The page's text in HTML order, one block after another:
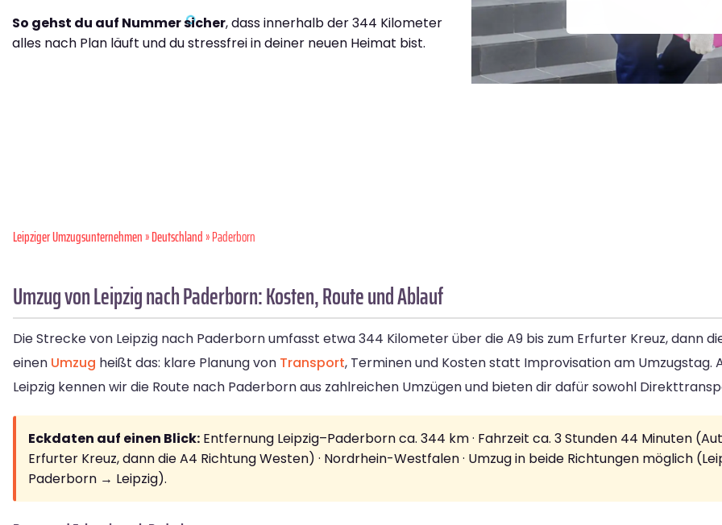
So gehst du auf Nummer sicher, dass innerhalb der 344 Kilometer
alles nach Plan läuft und du stressfrei in deiner neuen Heimat bist.
Leipziger Umzugsunternehmen»Deutschland» Paderborn
Umzug von Leipzig nach Paderborn: Kosten, Route und Ablauf
Die Strecke von Leipzig nach Paderborn umfasst etwa 344 Kilometer über die A9 bis zum Erfurter Kreuz, dann
einen Umzug heißt das: klare Planung von Transport, Terminen und Kosten statt Improvisation am Umzugstag.
Leipzig kennen wir die Route nach Paderborn aus zahlreichen Umzügen und bieten dir dafür sowohl
Eckdaten auf einen Blick: Entfernung Leipzig–Paderborn ca. 344 km · Fahrzeit ca. 3 Stunden 44 Minuten
Erfurter Kreuz, dann die A4 Richtung Westen) · Nordrhein-Westfalen · Umzug in beide Richtungen möglich
Paderborn → Leipzig).